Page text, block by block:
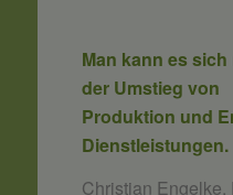
Man kann es
der Umstieg von
Produktion und
Dienstleistungen.
Christian Engelke,